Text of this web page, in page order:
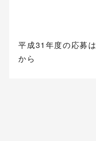
平成31年度の応募は
から